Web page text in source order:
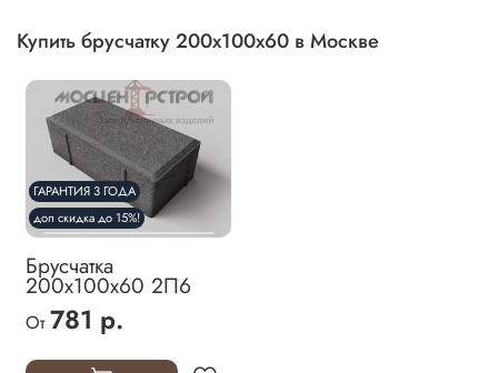
Купить брусчатку 200х100х60 в Москве
ГАРАНТИЯ 3 ГОДА
доп скидка до 15%!
Брусчатка
200х100х60 2П6
От 781 р.